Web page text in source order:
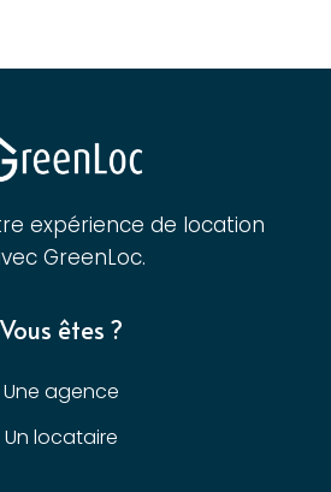
expérience de location
GreenLoc.
Vous êtes ?
Une agence
Un locataire